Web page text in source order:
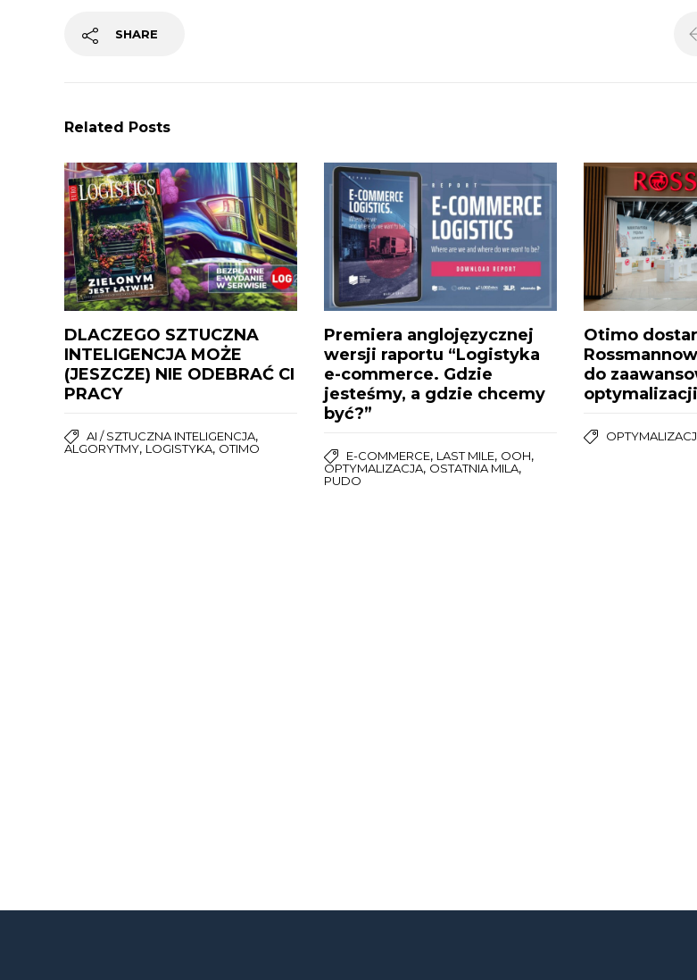
SHARE
Related Posts
DLACZEGO SZTUCZNA
INTELIGENCJA MOŻE
(JESZCZE) NIE ODEBRAĆ CI
PRACY
AI / SZTUCZNA INTELIGENCJA,
ALGORYTMY, LOGISTYKA, OTIMO
Premiera anglojęzycznej
wersji raportu “Logistyka
e-commerce. Gdzie
jesteśmy, a gdzie chcemy
być?”
E-COMMERCE, LAST MILE, OOH,
OPTYMALIZACJA, OSTATNIA MILA,
PUDO
Otimo
do